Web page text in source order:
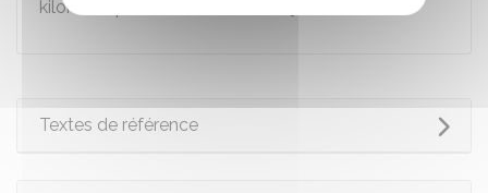
kilométriques, remboursées sur justificatif).
Textes de référence